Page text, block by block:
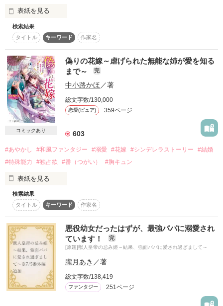
ジャンル
感想
ステータス 全て 完結
作品の長さ 長編 中編
コンテスト
超短編で謎をしかけろ！100文字ミステリーコンテスト
復刻！夏の野いちごビギナーズ応援コンテスト～中・長編チ
ャレンジ！～
500文字の不気味なテスト、募集中。
スターツ出版小説投稿サイト合同企画「1話からの長編大
賞」野いちご！会場
その他の条件 動画あり
表紙を見る
αなんて嫌い。
αなんかに、私は絶対屈しない。
そう思って生きてきたのに
……最悪。
大嫌いなαの前で初めての発情をしてしまうなんて。
「な、なに、して……」
「わかんない？　襲ってんだよ」
｡.｡･.｡*ﾟ+｡｡.｡･.｡*ﾟ+｡｡.｡･.｡*ﾟ+｡｡.｡･.｡
負けん気隠れΩ副会長
三条　那由
Samjo Nayu
×
検索結果
タイトル
キーワード 作家名
コミックあり
偽りの花嫁～虐げられた無能な姉が愛を知る
まで～
完
中小路かほ ／著
総文字数/130,000
恋愛(ピュア) 359ページ
603
#あやかし #和風ファンタジー #溺愛 #花嫁 #シンデレラストーリー
#結婚
#特殊能力
#独占欲 #番（つがい） #胸キュン
表紙を見る
呪術家系の最高峰と言われる黒百合家に
双子の姉として生まれた和葉。
優秀な呪術師である妹とは違い
呪術の才能が開花しない和葉は虐げられ、
両親からの愛に飢えながら孤独に生きてきた。
１７歳の誕生日を迎えたある日、
和葉は東雲家という呪術家系へ嫁ぐこととなる。
検索結果
タイトル
キーワード 作家名
悪役幼女だったはずが、最強パパに溺愛され
ています！
完
[原題]獣人皇帝の忌み姫～結果、強面パパに愛され過ぎまして～
朧月あき ／著
総文字数/138,419
ファンタジー 251ページ